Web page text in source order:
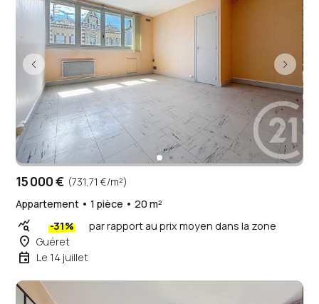
15 000 € (731,71 €/m²)
Appartement • 1 pièce • 20 m²
query_stats -31% par rapport au prix moyen dans la zone
place Guéret
event Le 14 juillet